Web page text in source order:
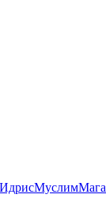
ИдрисМуслимМага